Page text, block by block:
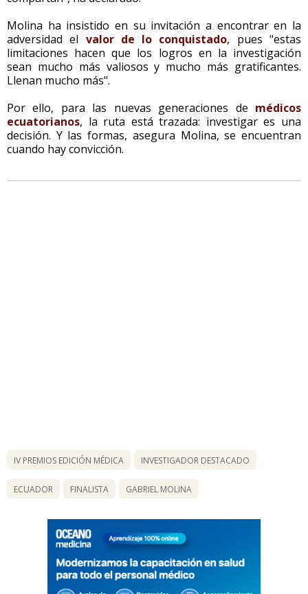
Molina ha insistido en su invitación a encontrar en la
adversidad el valor de lo conquistado, pues "estas
limitaciones hacen que los logros en la investigación
sean mucho más valiosos y mucho más gratificantes.
Llenan mucho más".
Por ello, para las nuevas generaciones de médicos
ecuatorianos, la ruta está trazada: investigar es una
decisión. Y las formas, asegura Molina, se encuentran
cuando hay convicción.
IV PREMIOS EDICIÓN MÉDICA INVESTIGADOR DESTACADO
ECUADOR FINALISTA GABRIEL MOLINA